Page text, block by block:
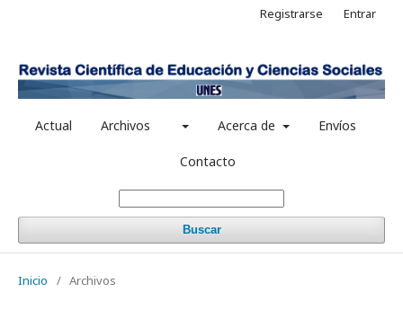
Actual Archivos Acerca de Envíos
Contacto
Buscar
Registrarse Entrar
Inicio / Archivos